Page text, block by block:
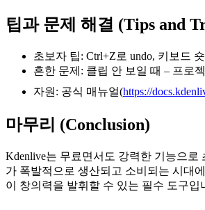
팁과 문제 해결 (Tips and
초보자 팁: Ctrl+Z로 undo, 키보드
흔한 문제: 클립 안 보일 때 – 프로
자원: 공식 매뉴얼(https://
마무리 (Conclusion)
Kdenlive는 무료면서도 강력한 기능으로
가 폭발적으로 생산되고 소비되는 시대
이 창의력을 발휘할 수 있는 필수 도구